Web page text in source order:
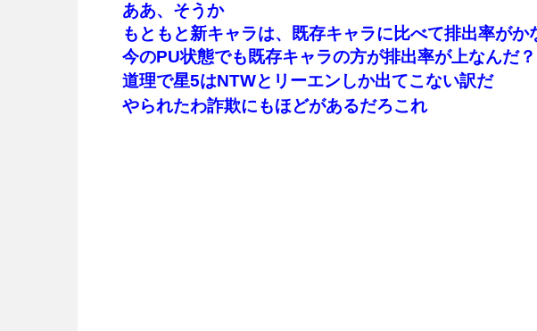
ああ、そうか
もともと新キャラは、既存キャラに比べて排出率が
今のPU状態でも既存キャラの方が排出率が上なんだ？
道理で星5はNTWとリーエンしか出てこない訳だ
やられたわ詐欺にもほどがあるだろこれ